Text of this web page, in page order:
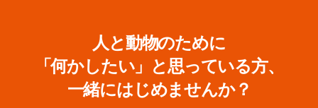
人と動物のために
「何かしたい」と思っている方、
一緒にはじめませんか？